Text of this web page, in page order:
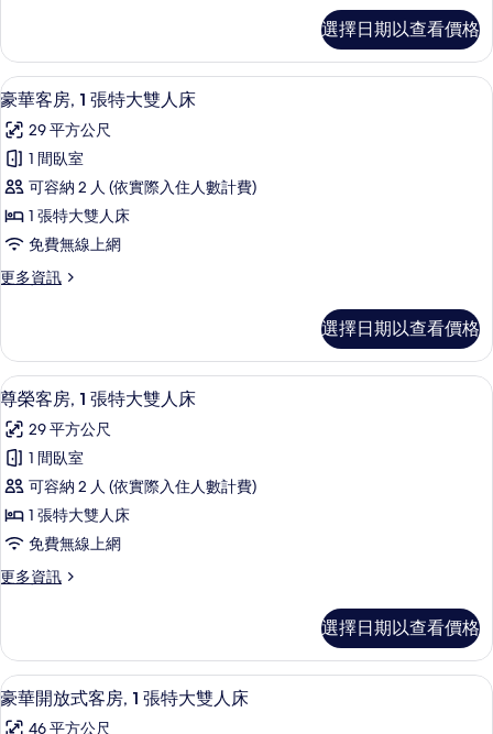
大
雙
人
床
的
所
有
相
片
客
房,
1
特
大
人
床
的
詳
情
選擇日期以查看價格
顯
示
豪
華
客
房,
張
大
雙
人
床
的
所
有
相
片
高級寢具、Tempur-Pedic 床墊、迷你
8
豪華客房, 1 張特大雙人床
29 平方公尺
1 間臥室
可容納 2 人 (依實際入住人數計費)
1 張特大雙人床
免費無線上網
更多資訊
更
客
房,
1
張
特
大
人
床
的
詳
情
選擇日期以查看價格
顯
示
尊
榮
客
房,
張
大
雙
人
床
高級寢具、Tempur-Pedic 床墊、迷你
6
尊榮客房, 1 張特大雙人床
29 平方公尺
1 間臥室
可容納 2 人 (依實際入住人數計費)
1 張特大雙人床
免費無線上網
更多資訊
更
客
房,
1
選擇日期以查看價格
顯
示
豪華開放式客房, 1 張特大雙人床 | 高
9
豪華開放式客房, 1 張特大雙人床
46 平方公尺